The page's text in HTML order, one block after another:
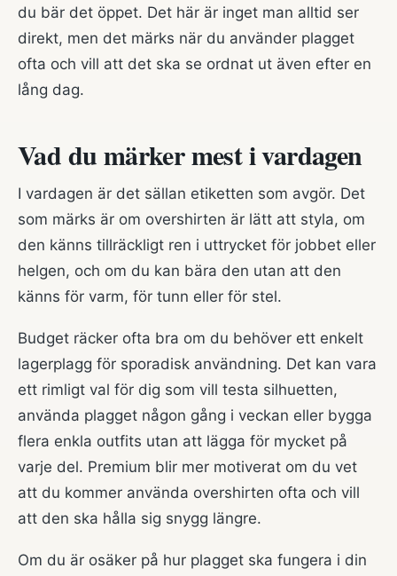
du bär det öppet. Det här är inget man alltid ser
direkt, men det märks när du använder plagget
ofta och vill att det ska se ordnat ut även efter en
lång dag.
Vad du märker mest i vardagen
I vardagen är det sällan etiketten som avgör. Det
som märks är om overshirten är lätt att styla, om
den känns tillräckligt ren i uttrycket för jobbet eller
helgen, och om du kan bära den utan att den
känns för varm, för tunn eller för stel.
Budget räcker ofta bra om du behöver ett enkelt
lagerplagg för sporadisk användning. Det kan vara
ett rimligt val för dig som vill testa silhuetten,
använda plagget någon gång i veckan eller bygga
flera enkla outfits utan att lägga för mycket på
varje del. Premium blir mer motiverat om du vet
att du kommer använda overshirten ofta och vill
att den ska hålla sig snygg längre.
Om du är osäker på hur plagget ska fungera i din